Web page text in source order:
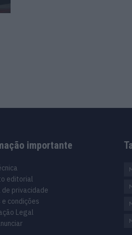
importante
editorial
de privacidade
e condições
Legal